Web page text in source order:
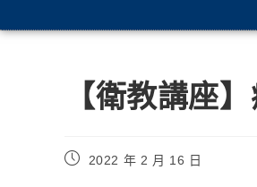
【衛教講座
2022 年 2 月 16 日